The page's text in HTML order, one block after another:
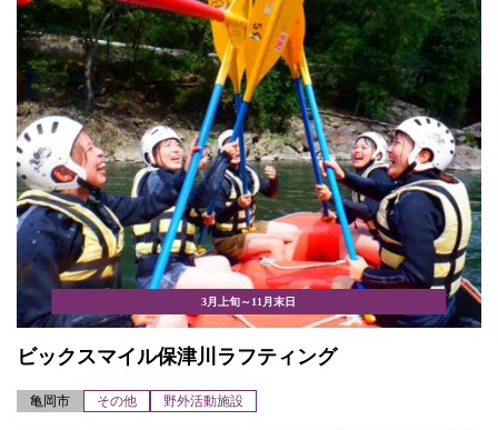
3月上旬～11月末日
ビックスマイル保津川ラフティング
亀岡市 その他 野外活動施設